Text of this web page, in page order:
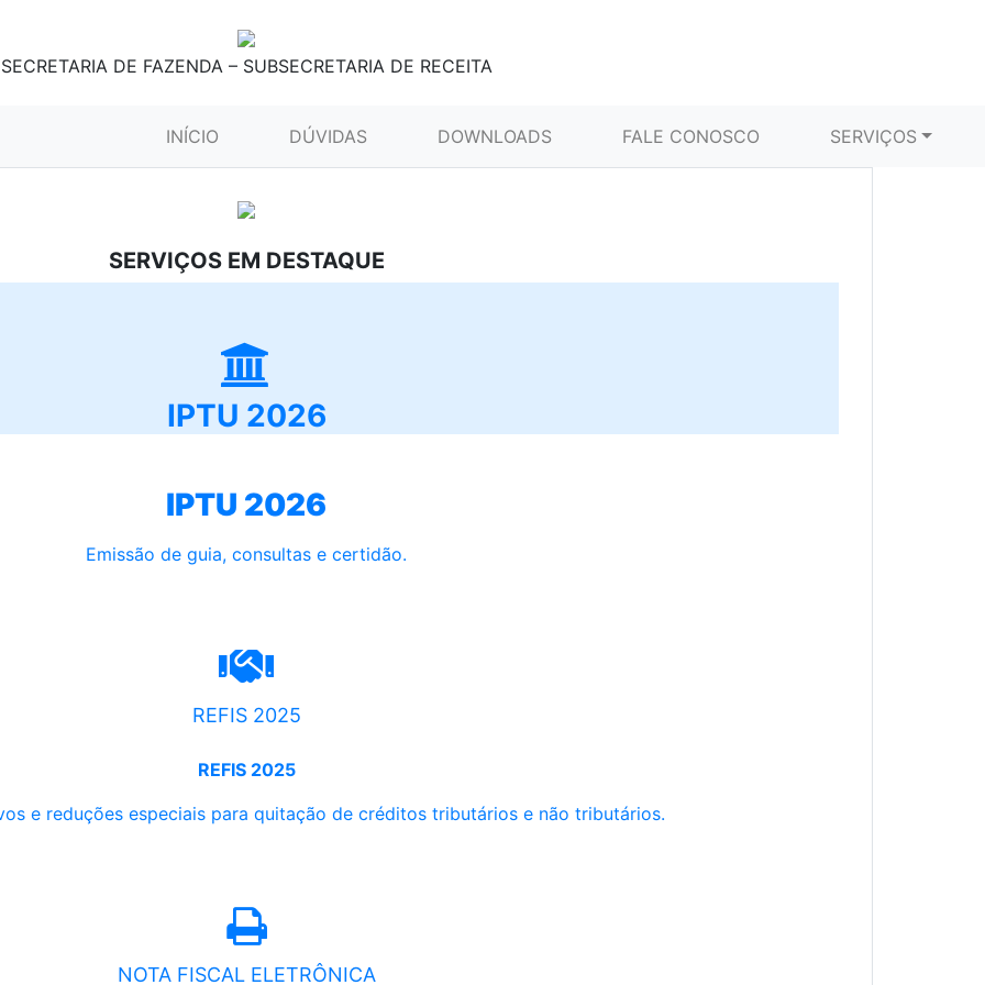
SECRETARIA DE FAZENDA – SUBSECRETARIA DE RECEITA
INÍCIO (CURRENT)DÚVIDAS DOWNLOADS FALE CONOSCO SERVIÇOS
SERVIÇOS EM DESTAQUE
IPTU 2026
IPTU 2026
Emissão de guia, consultas e certidão.
REFIS 2025
REFIS 2025
e reduções especiais para quitação de créditos tributários e não tributários.
NOTA FISCAL ELETRÔNICA